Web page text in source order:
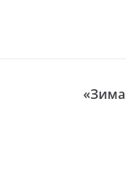
«Зима